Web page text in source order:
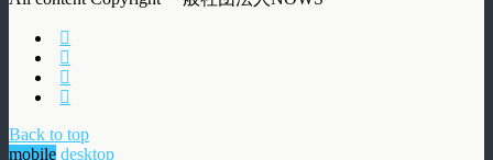
Back to top
mobile desktop